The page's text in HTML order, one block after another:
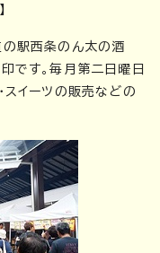
の駅西条のん太の酒
です。毎月第二日曜日
スイーツの販売などの